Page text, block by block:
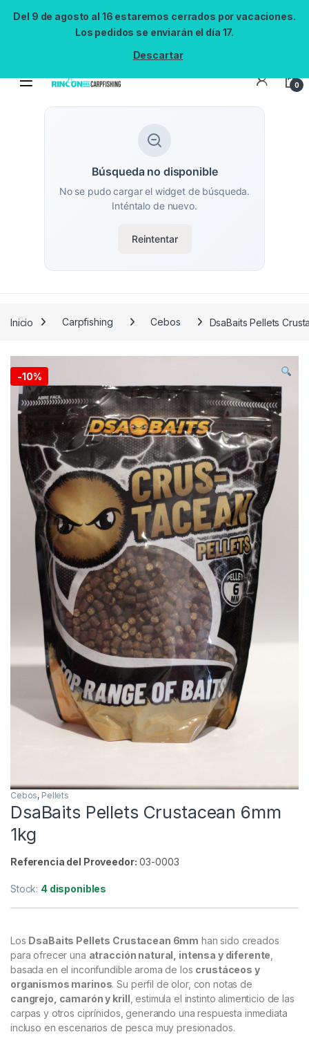
Del 9 de agosto al 16 estaremos cerrados por vacaciones.
Los pedidos se enviarán el día 17.
Descartar
0
Búsqueda no disponible
No se pudo cargar el widget de búsqueda.
Inténtalo de nuevo.
Reintentar
Inicio Carpfishing Cebos DsaBaits Pellets
-10%
Cebos, Pellets
DsaBaits Pellets Crustacean 6mm
1kg
Referencia del Proveedor: 03-0003
Stock: 4 disponibles
Los DsaBaits Pellets Crustacean 6mm han sido creados
para ofrecer una atracción natural, intensa y diferente
basada en el inconfundible aroma de los crustáceos y
organismos marinos. Su perfil de olor, con notas de
cangrejo, camarón y krill , estimula el instinto alimenticio de las
carpas y otros ciprínidos, generando una respuesta inmediata
incluso en escenarios de pesca muy presionados.